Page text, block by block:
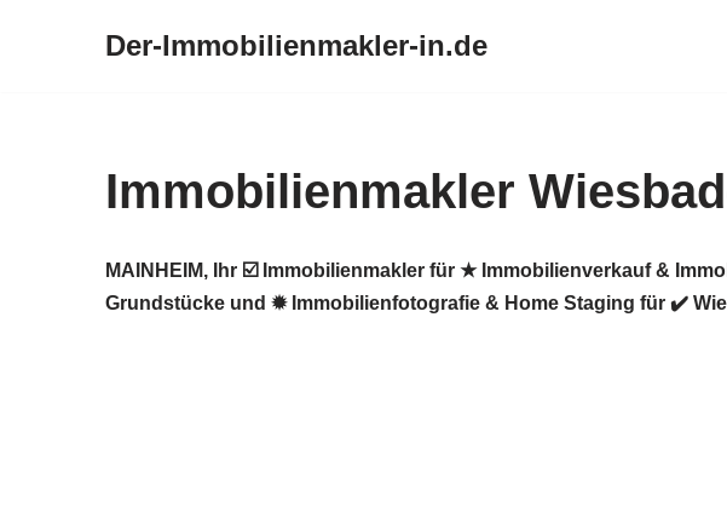
Der-Immobilienmakler-in.de
Immobilienmakler
MAINHEIM, Ihr ☑️ Immobilienmakler für ★ Immobilienverkauf &
Grundstücke und ✹ Immobilienfotografie & Home Staging für ✔️